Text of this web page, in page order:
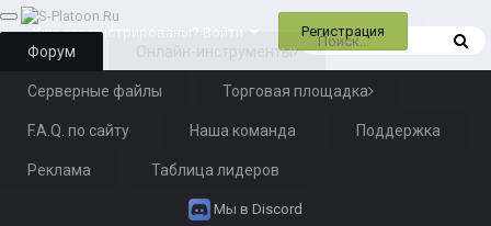
Уже зарегистрированы? Войти Регистрация
Форум Онлайн-инструменты
Серверные файлы Торговая площадка
F.A.Q. по сайту Наша команда Поддержка
Реклама Таблица лидеров
Мы в Discord